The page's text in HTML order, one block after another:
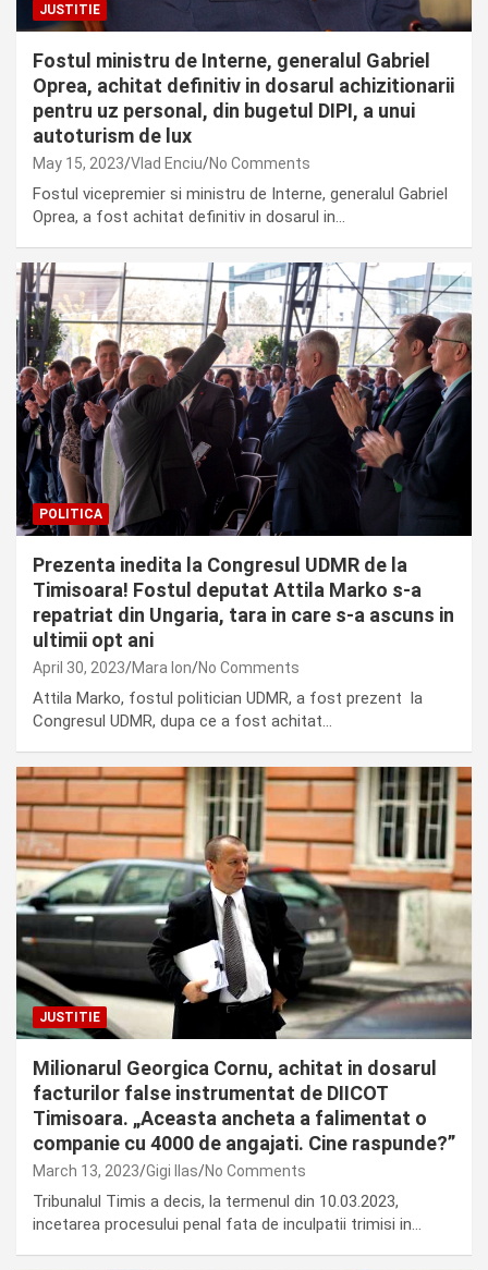
JUSTITIE
Fostul ministru de Interne, generalul Gabriel
Oprea, achitat definitiv in dosarul achizitionarii
pentru uz personal, din bugetul DIPI, a unui
autoturism de lux
May 15, 2023 Vlad Enciu No Comments
Fostul vicepremier si ministru de Interne, generalul Gabriel
Oprea, a fost achitat definitiv in dosarul in…
POLITICA
Prezenta inedita la Congresul UDMR de la
Timisoara! Fostul deputat Attila Marko s-a
repatriat din Ungaria, tara in care s-a ascuns in
ultimii opt ani
April 30, 2023 Mara Ion No Comments
Attila Marko, fostul politician UDMR, a fost prezent la
Congresul UDMR, dupa ce a fost achitat…
JUSTITIE
Milionarul Georgica Cornu, achitat in dosarul
facturilor false instrumentat de DIICOT
Timisoara. „Aceasta ancheta a falimentat o
companie cu 4000 de angajati. Cine raspunde?”
March 13, 2023 Gigi Ilas No Comments
Tribunalul Timis a decis, la termenul din 10.03.2023,
incetarea procesului penal fata de inculpatii trimisi in…